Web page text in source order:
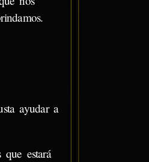
ayudar a
estará